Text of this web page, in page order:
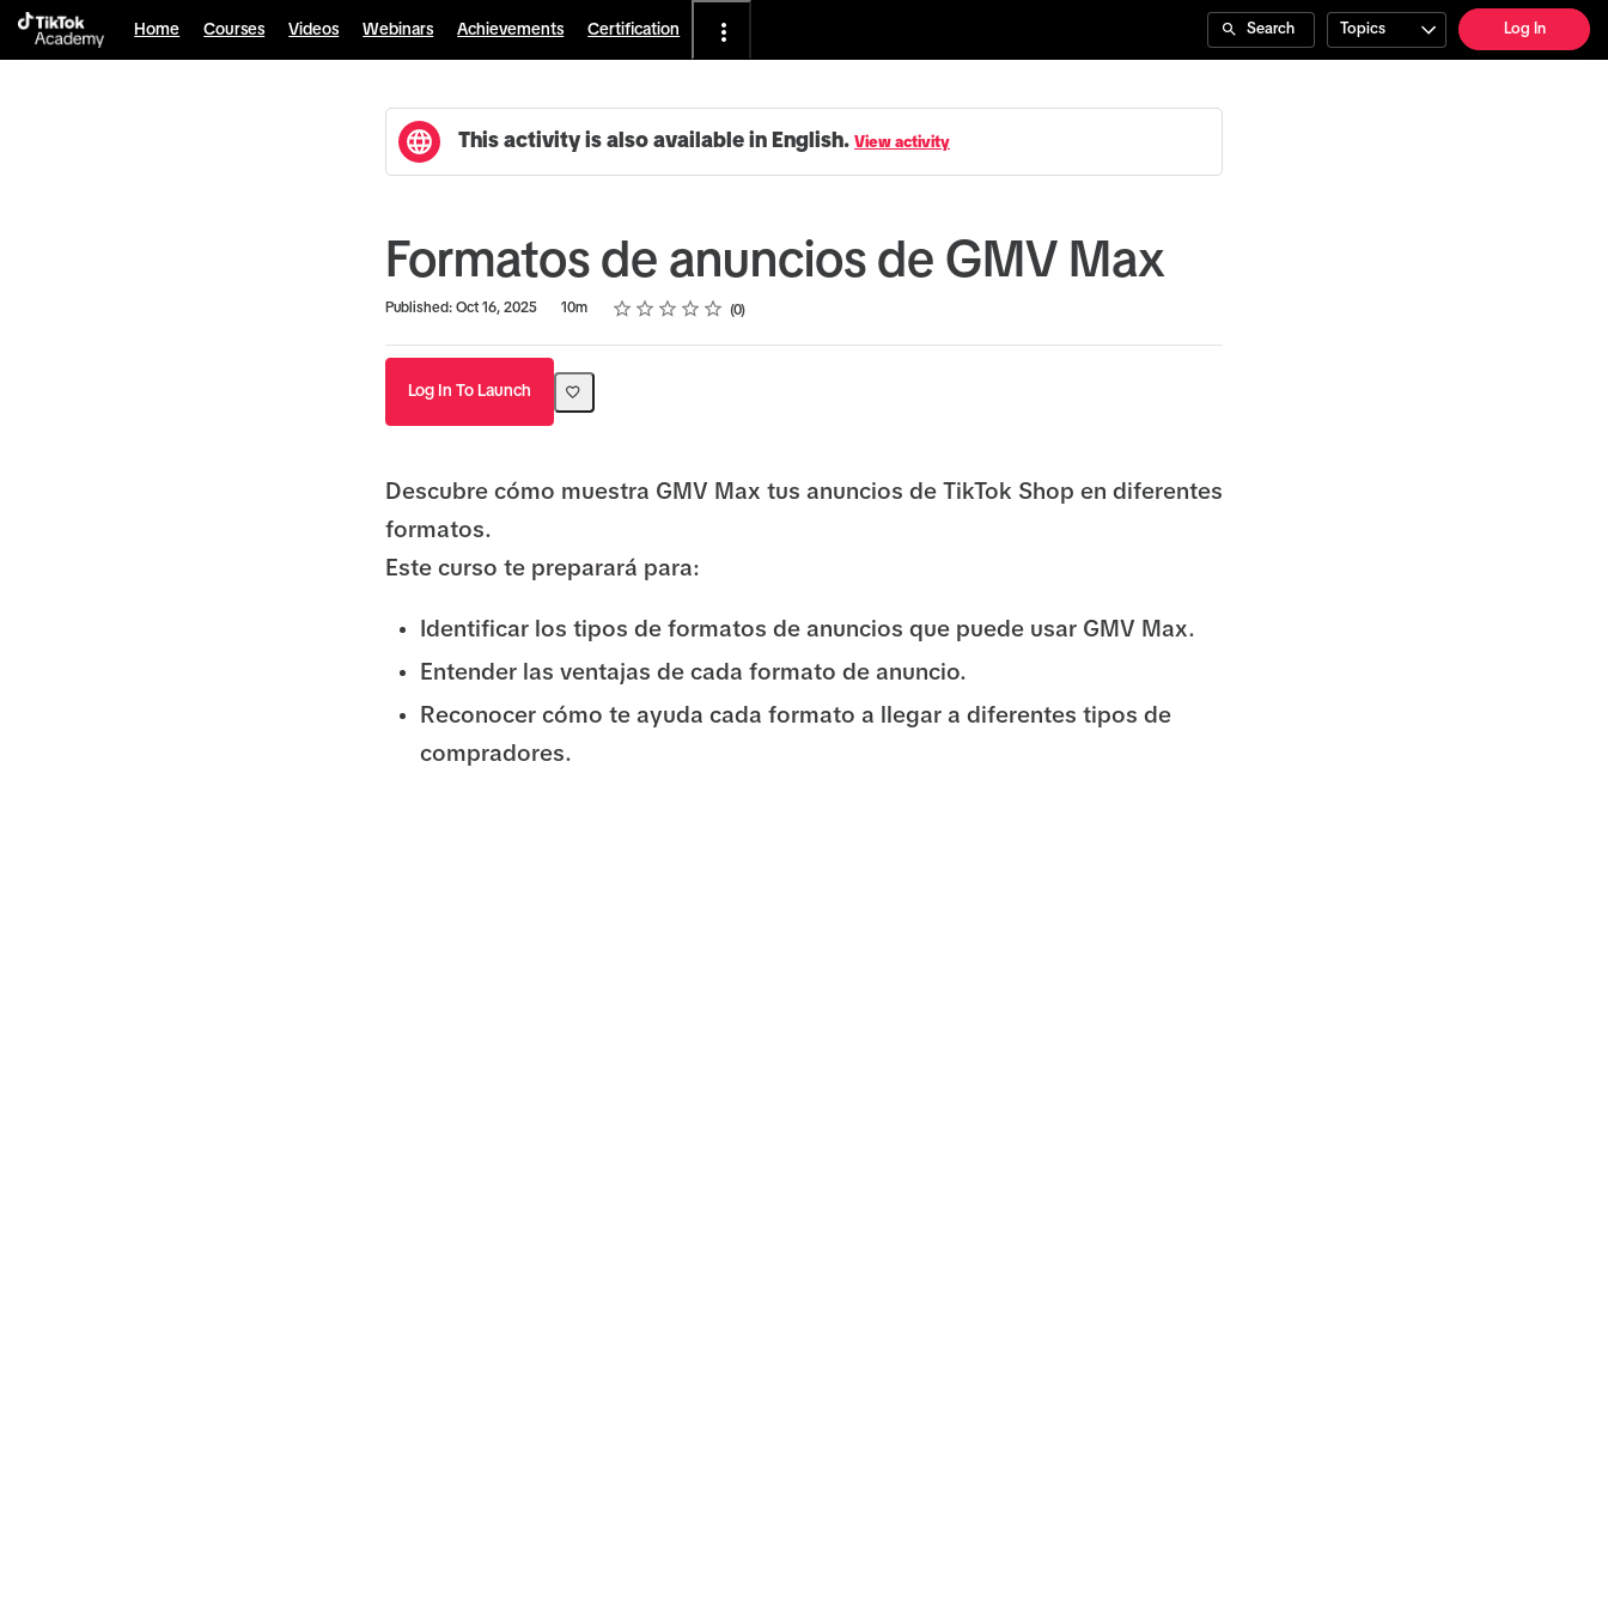
Home Courses Videos Webinars Achievements Certification Search Topics Log In
This activity is also available in English. View activity
Formatos de anuncios de GMV Max
Published: Oct 16, 2025 10m Rating
1 star
2 stars
3 stars
4 stars
5 stars 0
Log In To Launch
Descubre cómo muestra GMV Max tus anuncios de TikTok Shop en diferentes
formatos.
Este curso te preparará para:
Identificar los tipos de formatos de anuncios que puede usar GMV Max.
Entender las ventajas de cada formato de anuncio.
Reconocer cómo te ayuda cada formato a llegar a diferentes tipos de
compradores.